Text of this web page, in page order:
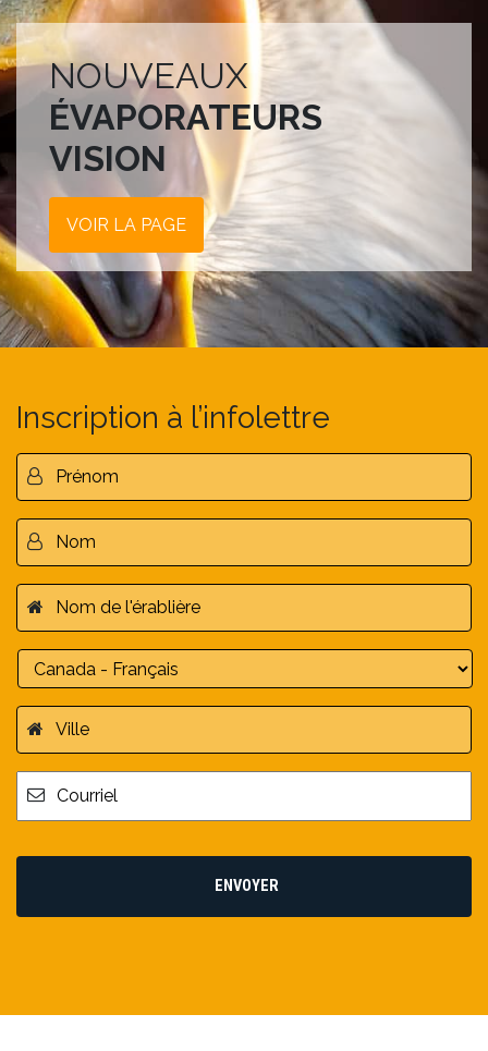
NOUVEAUX
ÉVAPORATEURS
VISION
VOIR LA PAGE
Inscription à l’infolettre